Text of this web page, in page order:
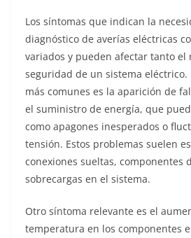
Los síntomas que indican la
diagnóstico de averías eléctricas
variados y pueden afectar tanto el
seguridad de un sistema eléctrico.
más comunes es la aparición de
el suministro de energía, que
como apagones inesperados o
tensión. Estos problemas suelen
conexiones sueltas, componentes
sobrecargas en el sistema.
Otro síntoma relevante es el
temperatura en los componentes